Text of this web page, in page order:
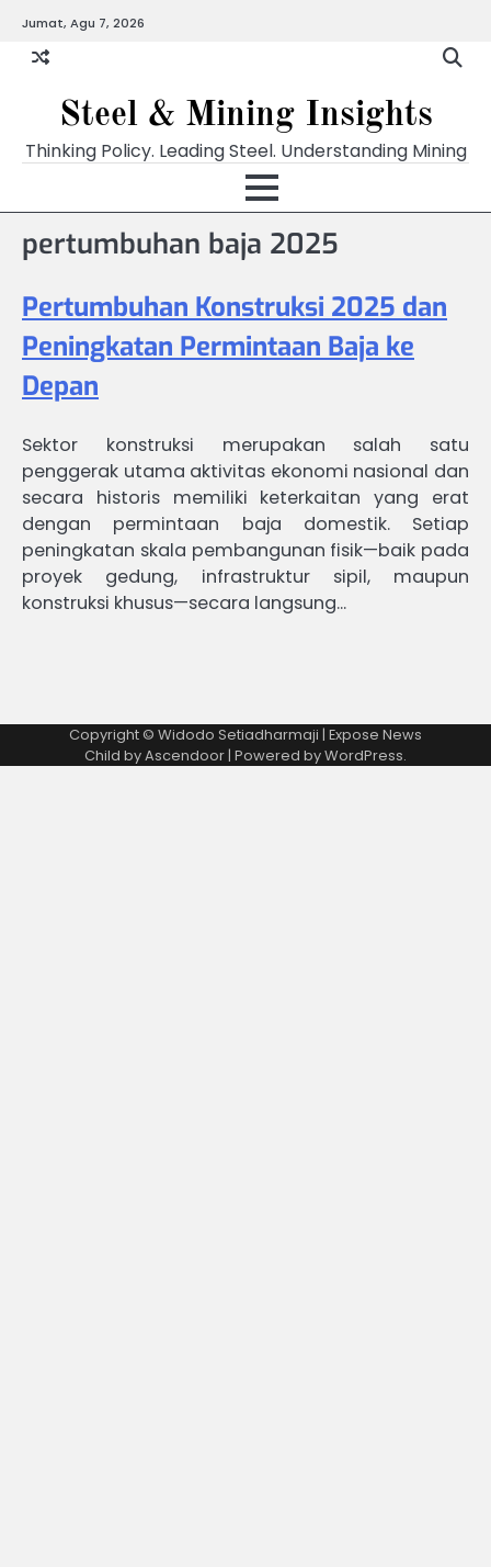
content
Jumat, Agu 7, 2026
Steel & Mining Insights
Thinking Policy. Leading Steel. Understanding Mining
pertumbuhan baja 2025
Pertumbuhan Konstruksi 2025 dan
Peningkatan Permintaan Baja ke
Depan
Sektor konstruksi merupakan salah satu
penggerak utama aktivitas ekonomi nasional dan
secara historis memiliki keterkaitan yang erat
dengan permintaan baja domestik. Setiap
peningkatan skala pembangunan fisik—baik pada
proyek gedung, infrastruktur sipil, maupun
konstruksi khusus—secara langsung…
Copyright © Widodo Setiadharmaji | Expose News
Child byAscendoor| Powered byWordPress.